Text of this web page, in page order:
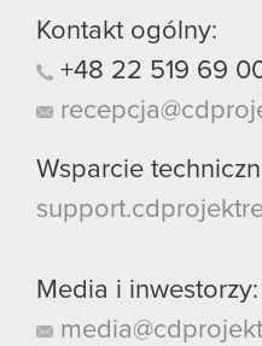
Kontakt ogólny:
+48 22 519 69
Wsparcie
Media i inwestorzy: